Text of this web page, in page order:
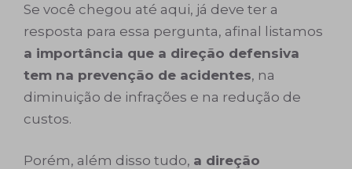
Se você chegou até aqui, já deve ter a
resposta para essa pergunta, afinal listamos
a importância que a direção defensiva
tem na prevenção de acidentes, na
diminuição de infrações e na redução de
custos.
Porém, além disso tudo, a direção